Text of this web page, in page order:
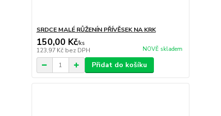
SRDCE MALÉ RŮŽENÍN PŘÍVĚSEK NA KRK
150,00 Kč/ks
123,97 Kč bez DPH NOVĚ skladem
Přidat do košíku